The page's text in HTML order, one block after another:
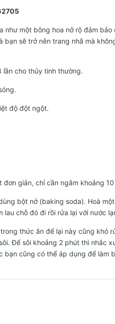
như một bông hoa nở rộ đảm
bạn sẽ trở nên trang nhã mà
cho thủy tinh thường.
độ đột ngột.
giản, chỉ cần ngâm khoảng
bột nở (baking soda). Hoà
chỗ đó đi rồi rửa lại với nước
thức ăn để lại này cũng
Để sôi khoảng 2 phút thì nhắc
bạn cũng có thể áp dụng để làm